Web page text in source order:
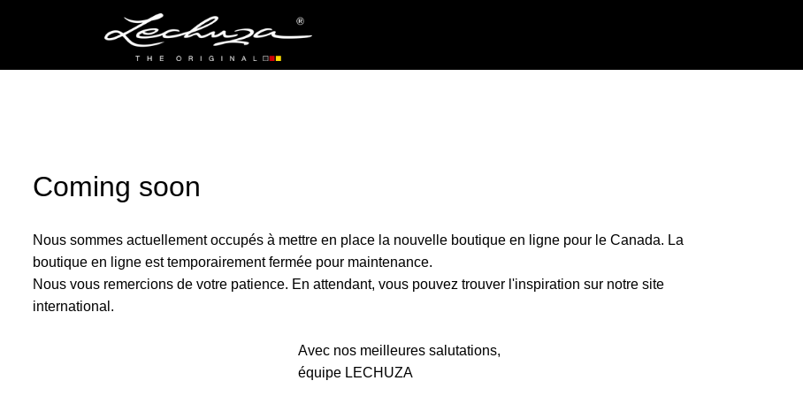
Coming soon
Nous sommes actuellement occupés à mettre en place la nouvelle boutique en ligne pour le Canada. La
boutique en ligne est temporairement fermée pour maintenance.
Nous vous remercions de votre patience. En attendant, vous pouvez trouver l'inspiration sur notre site
international.
Avec nos meilleures salutations,
équipe LECHUZA